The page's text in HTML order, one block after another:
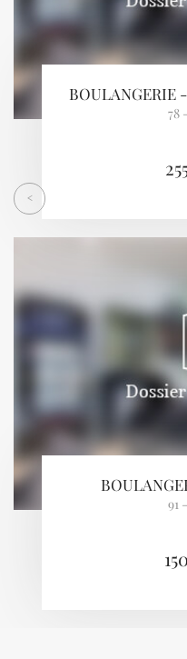
BOULANGERIE
78
91
<